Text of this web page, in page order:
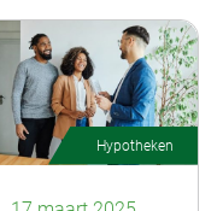
Hypotheken